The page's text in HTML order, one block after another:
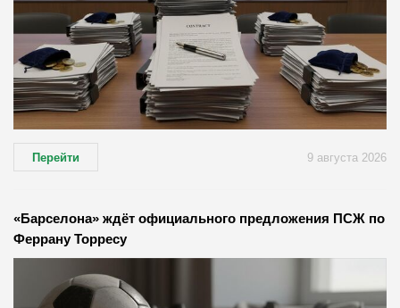
Перейти 9 августа 2026
«Барселона» ждёт официального предложения ПСЖ по
Феррану Торресу